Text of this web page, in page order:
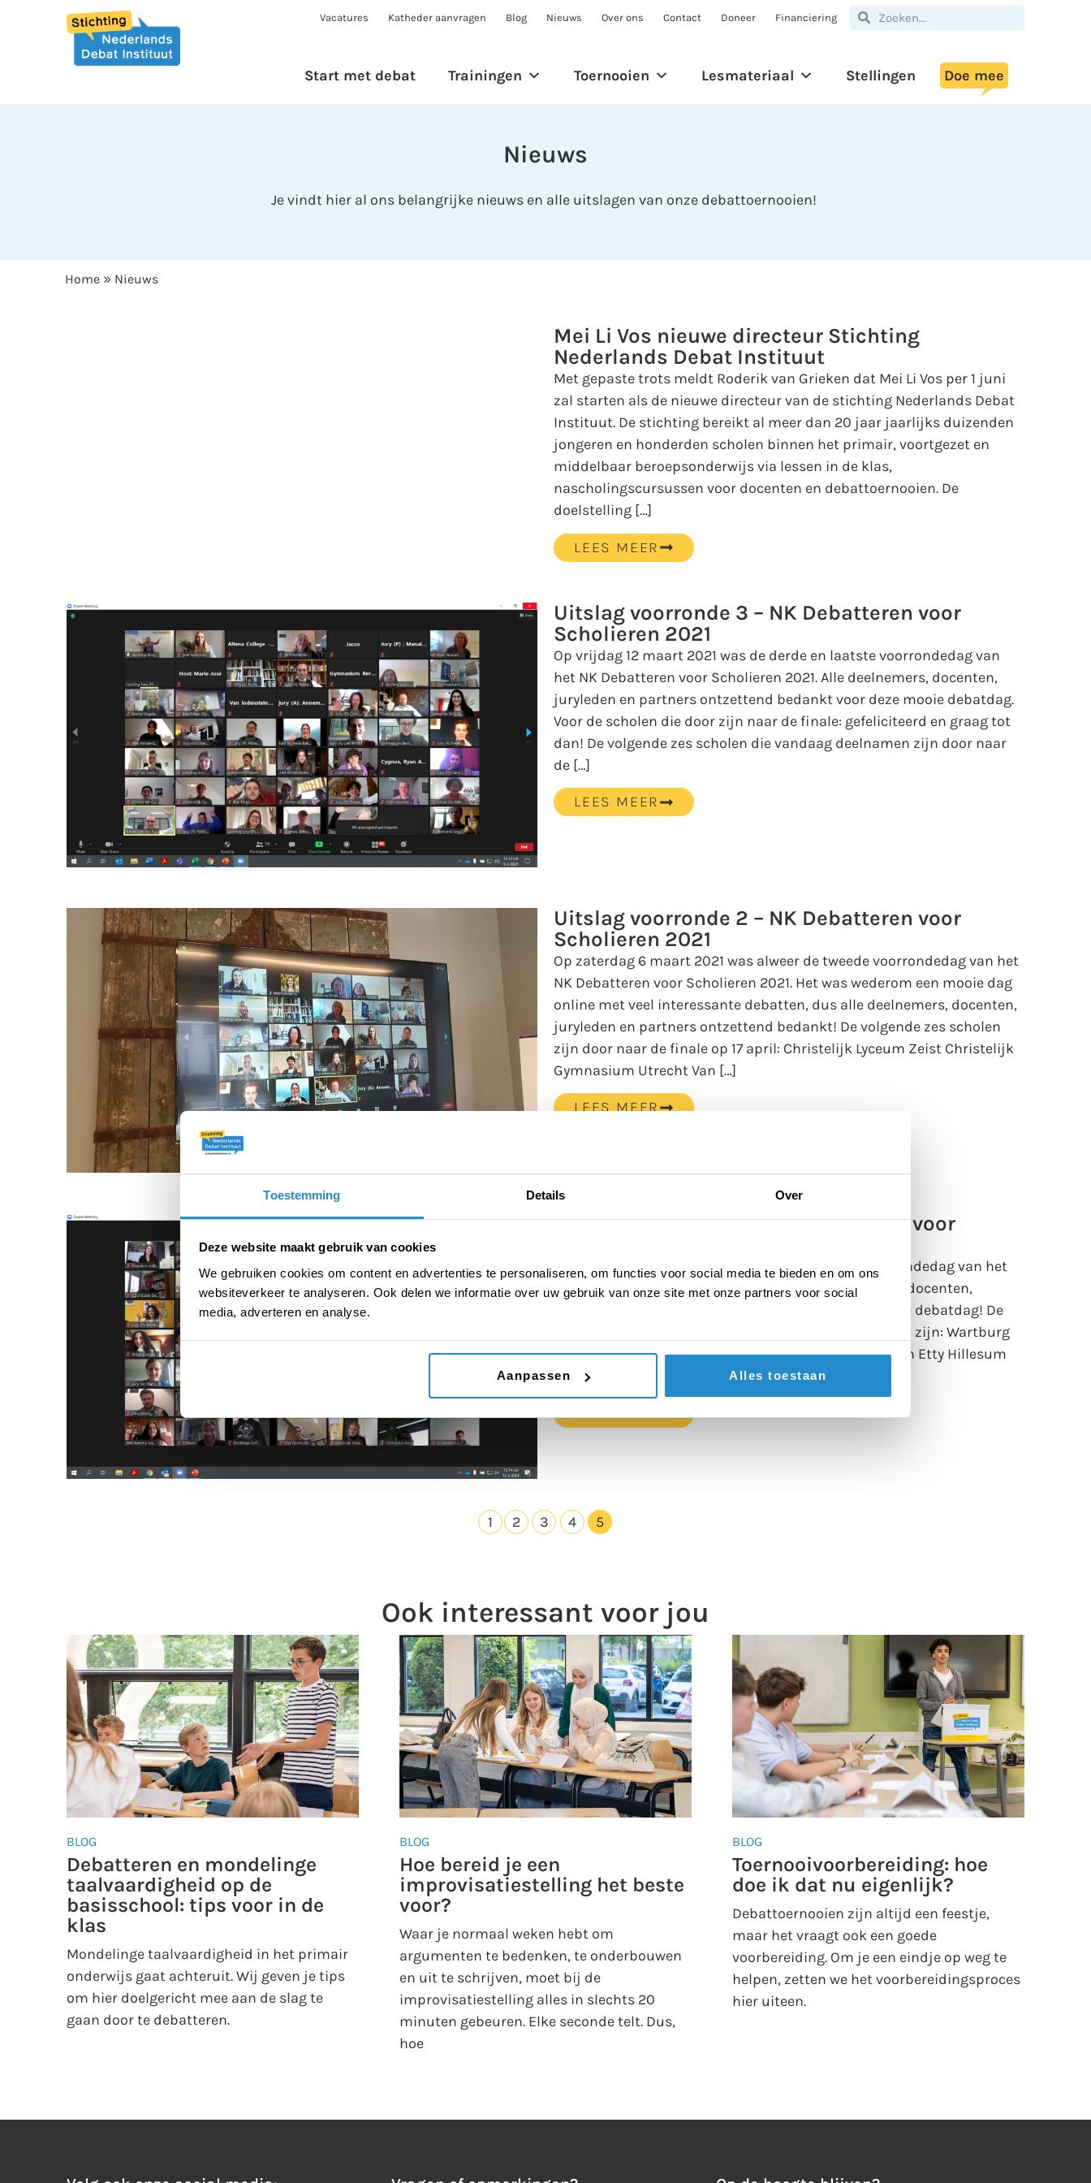
Toestemming Details Over
Deze website maakt gebruik van cookies
We gebruiken cookies om content en advertenties te personaliseren, om functies voor social media te bieden en om ons
websiteverkeer te analyseren. Ook delen we informatie over uw gebruik van onze site met onze partners voor social
media, adverteren en analyse.
Aanpassen Alles toestaan
Vacatures Katheder aanvragen Blog Nieuws Over ons Contact Doneer Financiering
Start met debat Trainingen Toernooien Lesmateriaal Stellingen Doe mee
Nieuws
Je vindt hier al ons belangrijke nieuws en alle uitslagen van onze debattoernooien!
Home » Nieuws
Mei Li Vos nieuwe directeur Stichting
Nederlands Debat Instituut
Met gepaste trots meldt Roderik van Grieken dat Mei Li Vos per 1 juni
zal starten als de nieuwe directeur van de stichting Nederlands Debat
Instituut. De stichting bereikt al meer dan 20 jaar jaarlijks duizenden
jongeren en honderden scholen binnen het primair, voortgezet en
middelbaar beroepsonderwijs via lessen in de klas,
nascholingscursussen voor docenten en debattoernooien. De
doelstelling […]
LEES MEER
Uitslag voorronde 3 – NK Debatteren voor
Scholieren 2021
Op vrijdag 12 maart 2021 was de derde en laatste voorrondedag van
het NK Debatteren voor Scholieren 2021. Alle deelnemers, docenten,
juryleden en partners ontzettend bedankt voor deze mooie debatdag.
Voor de scholen die door zijn naar de finale: gefeliciteerd en graag tot
dan! De volgende zes scholen die vandaag deelnamen zijn door naar
de […]
LEES MEER
Uitslag voorronde 2 – NK Debatteren voor
Scholieren 2021
Op zaterdag 6 maart 2021 was alweer de tweede voorrondedag van het
NK Debatteren voor Scholieren 2021. Het was wederom een mooie dag
online met veel interessante debatten, dus alle deelnemers, docenten,
juryleden en partners ontzettend bedankt! De volgende zes scholen
zijn door naar de finale op 17 april: Christelijk Lyceum Zeist Christelijk
Gymnasium Utrecht Van […]
LEES MEER
Uitslag voorronde 1 – NK Debatteren voor
Op vrijdag 5 maart 2021 was de eerste digitale voorrondedag van het
NK Debatteren voor Scholieren 2021. Alle deelnemers, docenten,
juryleden en partners bedankt voor deze mooie online debatdag! De
eerste 8 scholen die door zijn naar de finale op 17 april zijn: Wartburg
College – locatie Revius Utrechts Stedelijk Gymnasium Etty Hillesum
Lyceum Niftarlake […]
LEES MEER
1 2 3 4 5
Ook interessant voor jou
BLOG
Debatteren en mondelinge
taalvaardigheid op de
basisschool: tips voor in de
klas
Mondelinge taalvaardigheid in het primair
onderwijs gaat achteruit. Wij geven je tips
om hier doelgericht mee aan de slag te
gaan door te debatteren.
BLOG
Hoe bereid je een
improvisatiestelling het beste
voor?
Waar je normaal weken hebt om
argumenten te bedenken, te onderbouwen
en uit te schrijven, moet bij de
improvisatiestelling alles in slechts 20
minuten gebeuren. Elke seconde telt. Dus,
hoe
BLOG
Toernooivoorbereiding: hoe
doe ik dat nu eigenlijk?
Debattoernooien zijn altijd een feestje,
maar het vraagt ook een goede
voorbereiding. Om je een eindje op weg te
helpen, zetten we het voorbereidingsproces
hier uiteen.